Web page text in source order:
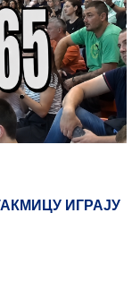
ИГРАЈУ